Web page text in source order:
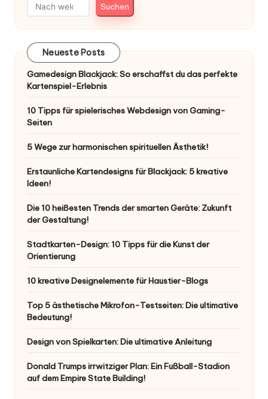
Suchen
Neueste Posts
Gamedesign Blackjack: So erschaffst du das perfekte
Kartenspiel-Erlebnis
10 Tipps für spielerisches Webdesign von Gaming-
Seiten
5 Wege zur harmonischen spirituellen Ästhetik!
Erstaunliche Kartendesigns für Blackjack: 5 kreative
Ideen!
Die 10 heißesten Trends der smarten Geräte: Zukunft
der Gestaltung!
Stadtkarten-Design: 10 Tipps für die Kunst der
Orientierung
10 kreative Designelemente für Haustier-Blogs
Top 5 ästhetische Mikrofon-Testseiten: Die ultimative
Bedeutung!
Design von Spielkarten: Die ultimative Anleitung
Donald Trumps irrwitziger Plan: Ein Fußball-Stadion
auf dem Empire State Building!